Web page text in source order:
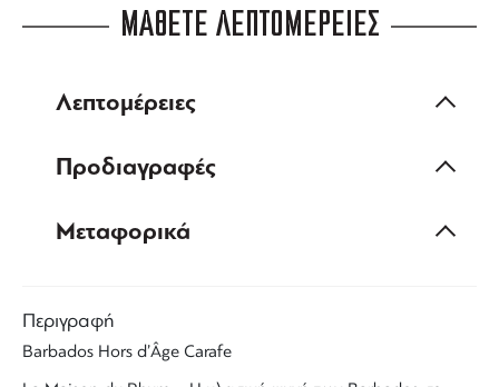
ΜΑΘΕΤΕ ΛΕΠΤΟΜΕΡΕΙΕΣ
Λεπτομέρειες
Προδιαγραφές
Μεταφορικά
Περιγραφή
Barbados Hors d’Âge Carafe